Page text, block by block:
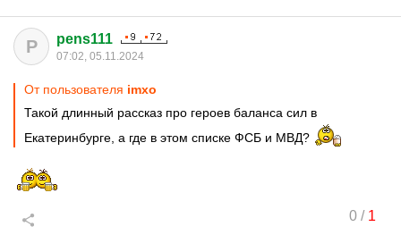
P pens111
07:02, 05.11.2024
От пользователя imxo
Такой длинный рассказ про героев баланса сил в
Екатеринбурге, а где в этом списке ФСБ и МВД?
0/ 1